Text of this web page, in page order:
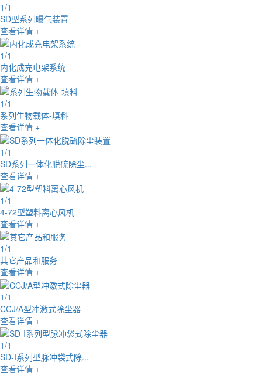
1/1
SD型系列曝气装置
查看详情 +
1/1
内化成充电架系统
查看详情 +
1/1
系列生物载体-填料
查看详情 +
1/1
SD系列一体化脱硫除尘...
查看详情 +
1/1
4-72型塑料离心风机
查看详情 +
1/1
其它产品和服务
查看详情 +
1/1
CCJ/A型冲激式除尘器
查看详情 +
1/1
SD-I系列型脉冲袋式除...
查看详情 +